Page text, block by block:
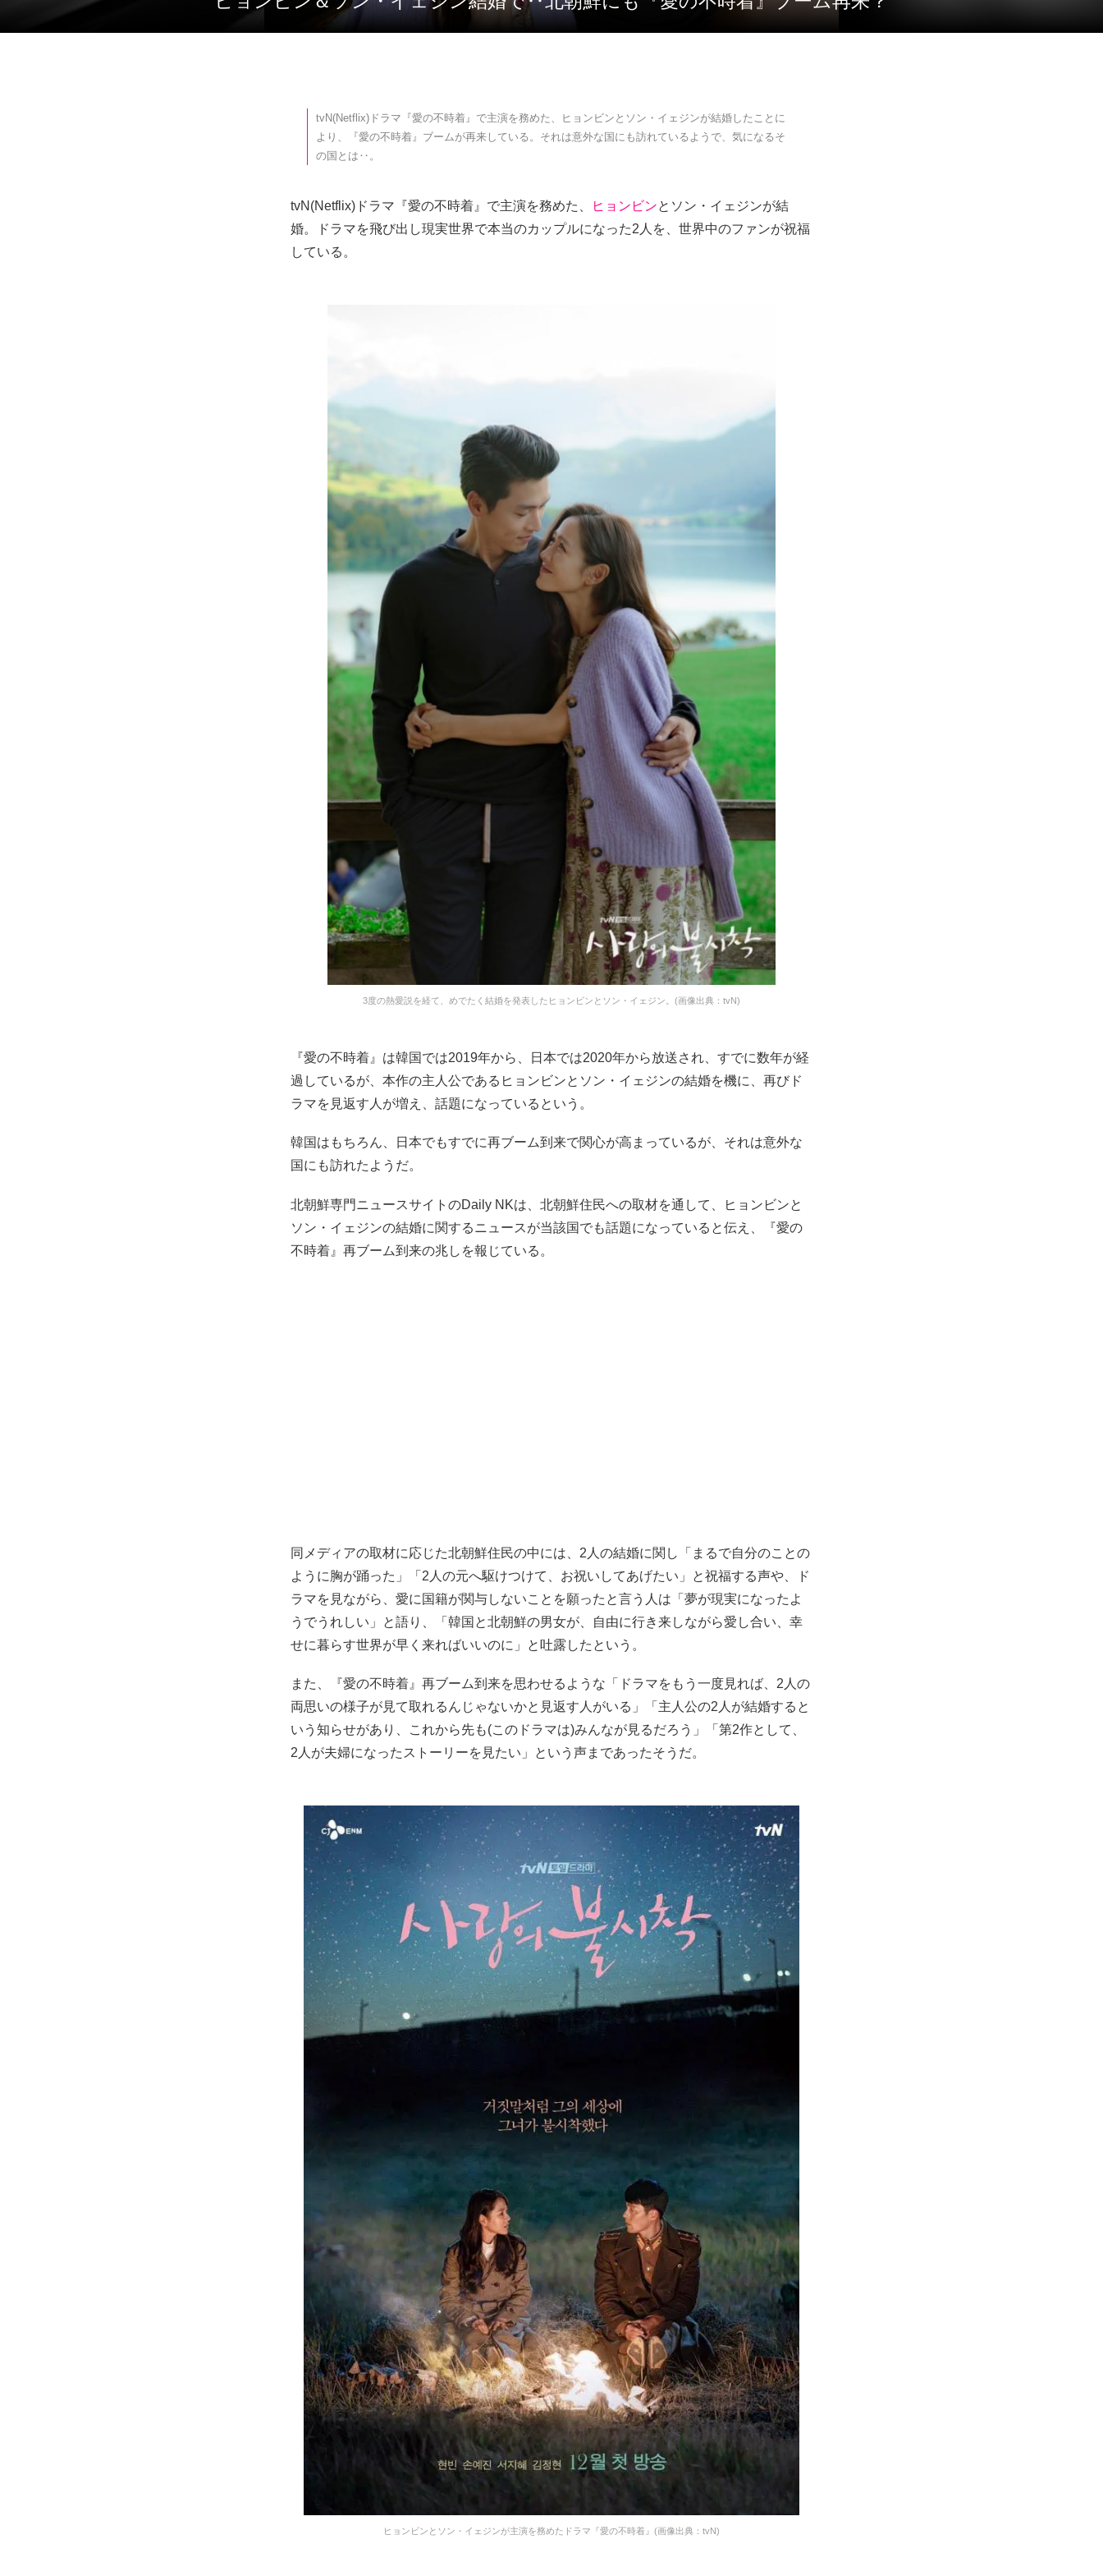
tvN(Netflix)ドラマ『愛の不時着』で主演を務めた、ヒョンビンとソン・イェジンが結婚したことに
より、『愛の不時着』ブームが再来している。それは意外な国にも訪れているようで、気になるそ
の国とは‥。
tvN(Netflix)ドラマ『愛の不時着』で主演を務めた、 ヒョンビンとソン・イェジンが結
婚。ドラマを飛び出し現実世界で本当のカップルになった2人を、世界中のファンが祝福
している。
3度の熱愛説を経て、めでたく結婚を発表したヒョンビンとソン・イェジン。(画像出典：tvN)
『愛の不時着』は韓国では2019年から、日本では2020年から放送され、すでに数年が経
過しているが、本作の主人公であるヒョンビンとソン・イェジンの結婚を機に、再びド
ラマを見返す人が増え、話題になっているという。
韓国はもちろん、日本でもすでに再ブーム到来で関心が高まっているが、それは意外な
国にも訪れたようだ。
北朝鮮専門ニュースサイトのDaily NKは、北朝鮮住民への取材を通して、ヒョンビンと
ソン・イェジンの結婚に関するニュースが当該国でも話題になっていると伝え、『愛の
不時着』再ブーム到来の兆しを報じている。
同メディアの取材に応じた北朝鮮住民の中には、2人の結婚に関し「まるで自分のことの
ように胸が踊った」「2人の元へ駆けつけて、お祝いしてあげたい」と祝福する声や、ド
ラマを見ながら、愛に国籍が関与しないことを願ったと言う人は「夢が現実になったよ
うでうれしい」と語り、「韓国と北朝鮮の男女が、自由に行き来しながら愛し合い、幸
せに暮らす世界が早く来ればいいのに」と吐露したという。
また、『愛の不時着』再ブーム到来を思わせるような「ドラマをもう一度見れば、2人の
両思いの様子が見て取れるんじゃないかと見返す人がいる」「主人公の2人が結婚すると
いう知らせがあり、これから先も(このドラマは)みんなが見るだろう」「第2作として、
2人が夫婦になったストーリーを見たい」という声まであったそうだ。
ヒョンビンとソン・イェジンが主演を務めたドラマ『愛の不時着』(画像出典：tvN)